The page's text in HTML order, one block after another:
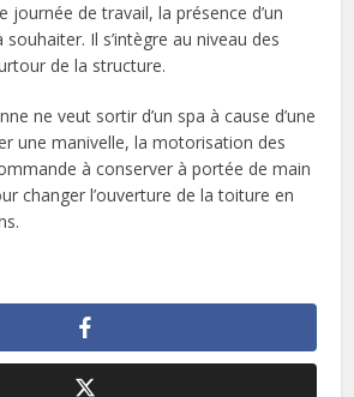
journée de travail, la présence d’un
Il s’intègre au niveau des
de la structure.
ne veut sortir d’un spa à cause d’une
une manivelle, la motorisation des
à conserver à portée de main
changer l’ouverture de la toiture en